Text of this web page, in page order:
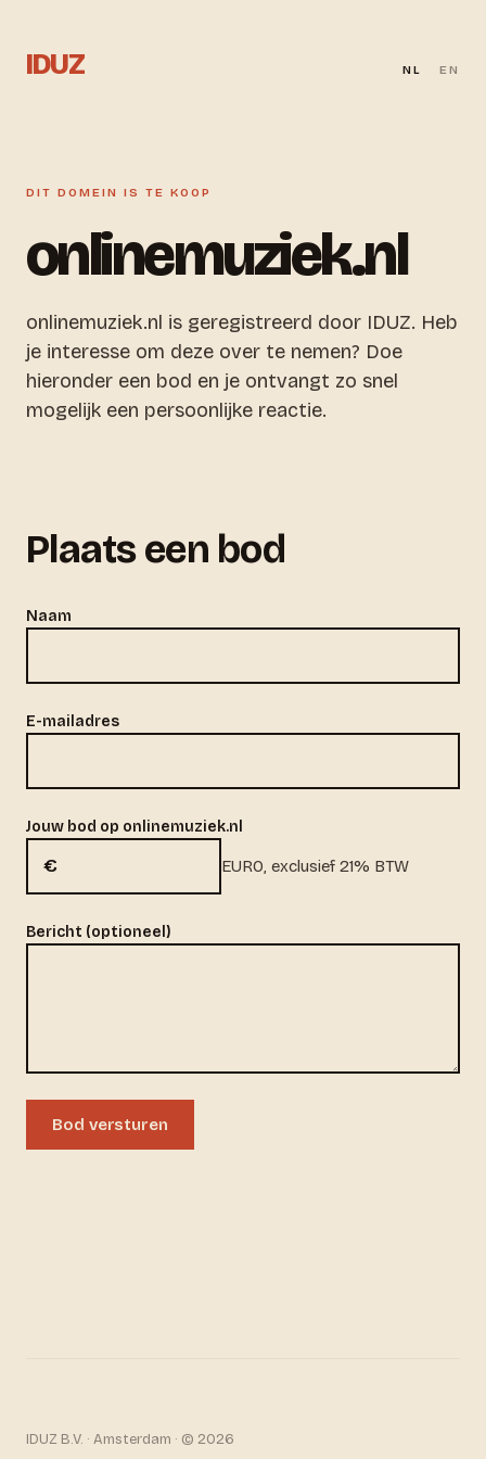
IDUZ NL EN
DIT DOMEIN IS TE KOOP
onlinemuziek.nl
onlinemuziek.nl is geregistreerd door IDUZ. Heb
je interesse om deze over te nemen? Doe
hieronder een bod en je ontvangt zo snel
mogelijk een persoonlijke reactie.
Plaats een bod
Naam
E-mailadres
Jouw bod op onlinemuziek.nl
€ EURO, exclusief 21% BTW
Bericht (optioneel)
Bod versturen
IDUZ B.V. · Amsterdam · © 2026